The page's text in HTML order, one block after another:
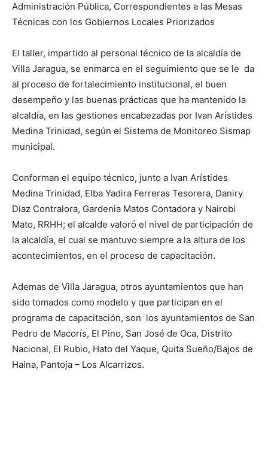
Administración Pública, Correspondientes a las Mesas
Técnicas con los Gobiernos Locales Priorizados
El taller, impartido al personal técnico de la alcaldía de
Villa Jaragua, se enmarca en el seguimiento que se le da
al proceso de fortalecimiento institucional, el buen
desempeño y las buenas prácticas que ha mantenido la
alcaldía, en las gestiones encabezadas por Ivan Arístides
Medina Trinidad, según el Sistema de Monitoreo Sismap
municipal.
Conforman el equipo técnico, junto a Ivan Arístides
Medina Trinidad, Elba Yadira Ferreras Tesorera, Daniry
Díaz Contralora, Gardenia Matos Contadora y Nairobi
Mato, RRHH; el alcalde valoró el nivel de participación de
la alcaldía, el cual se mantuvo siempre a la altura de los
acontecimientos, en el proceso de capacitación.
Ademas de Villa Jaragua, otros ayuntamientos que han
sido tomados como modelo y que participan en el
programa de capacitación, son los ayuntamientos de San
Pedro de Macorís, El Pino, San José de Oca, Distrito
Nacional, El Rubio, Hato del Yaque, Quita Sueño/Bajos de
Haina, Pantoja – Los Alcarrizos.